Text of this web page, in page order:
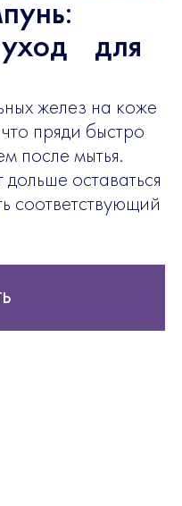
для
желез на коже
пряди быстро
после мытья.
оставаться
соответствующий